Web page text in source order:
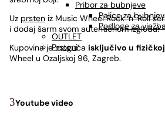
Pribor za bubnjeve
Palice za
Podloge za
OUTLET
Prsteni
Uz prsten iz Music Wheel Rock ‘n’ Roll
i dodaj šarm svom autentičnom izgledu!
Kupovina je moguća isključivo u
Wheel u Ozaljskoj 96, Zagreb.
Youtube video